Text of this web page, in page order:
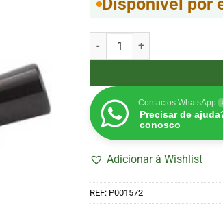
Quantidade de Cachimbo Splif
Contactos WhatsApp
Precisar de
conosco
Adicionar à Wishlist
REF: P001572